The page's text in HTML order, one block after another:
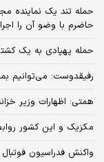
حمله تند یک نماینده
حاضرم با وضو آن را
حمله پهپادی به یک
رفیقدوست: می‌توانیم
همتی: اظهارات وزیر
مکزیک و این کشور
واکنش فدراسیون